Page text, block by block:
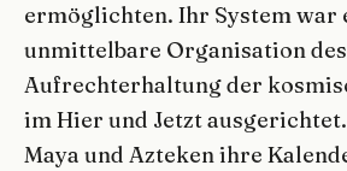
ermöglichten. Ihr System war
unmittelbare Organisation
Aufrechterhaltung der
im Hier und Jetzt
Maya und Azteken ihre